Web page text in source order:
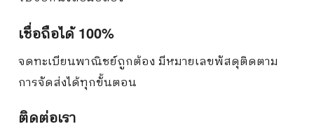
เชื่อถือได้ 100%
จดทะเบียนพาณิชย์ถูกต้อง มีหมายเลขพัสดุติดตาม
การจัดส่งได้ทุกขั้นตอน
ติดต่อเรา